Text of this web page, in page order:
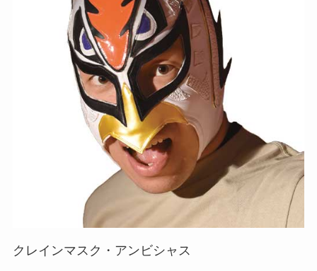
クレインマスク・アンビシャス